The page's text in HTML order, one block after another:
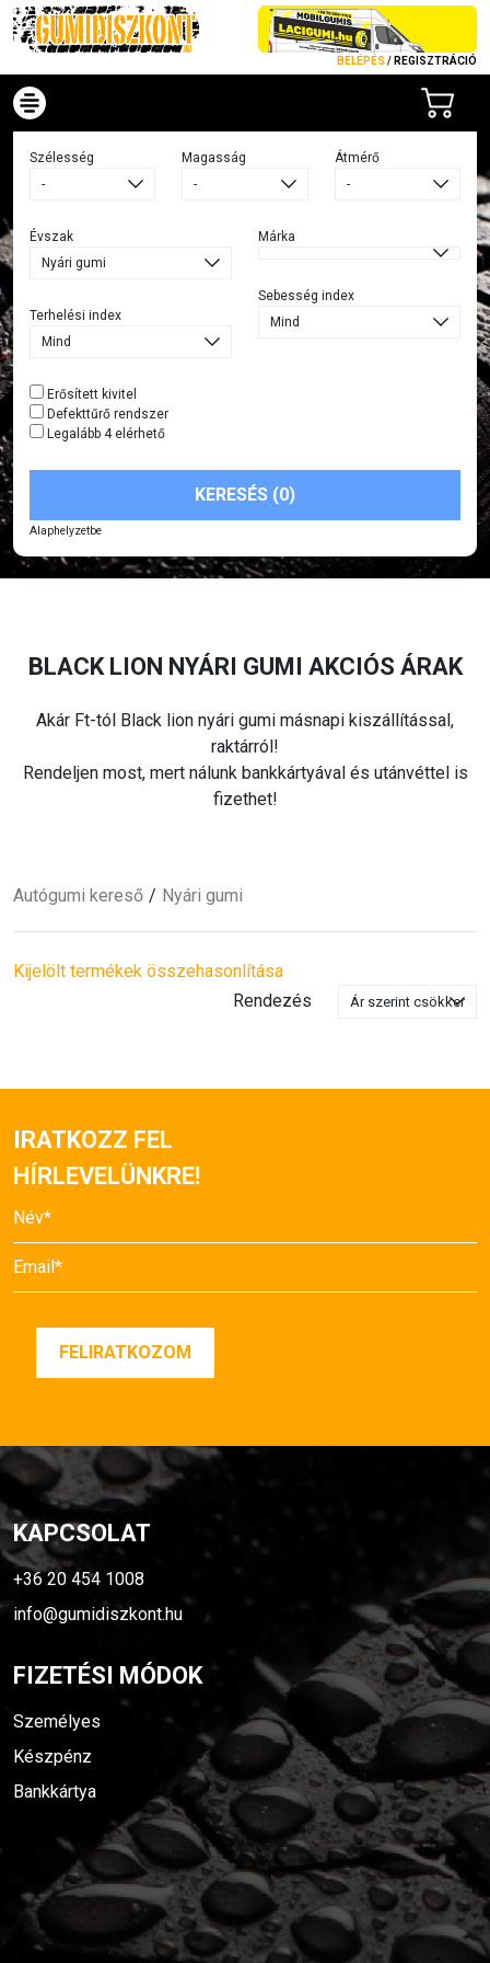
BELÉPÉS / REGISZTRÁCIÓ
Szélesség Magasság Átmérő
Évszak
Terhelési index
Márka
Sebesség index
Erősített kivitel
Defekttűrő rendszer
Legalább 4 elérhető
KERESÉS (0)
Alaphelyzetbe
BLACK LION NYÁRI GUMI AKCIÓS ÁRAK
Akár Ft-tól Black lion nyári gumi másnapi kiszállítással,
raktárról!
Rendeljen most, mert nálunk bankkártyával és utánvéttel is
fizethet!
Autógumi kereső Nyári gumi
Kijelölt termékek összehasonlítása
Rendezés
IRATKOZZ FEL
HÍRLEVELÜNKRE!
KAPCSOLAT
+36 20 454 1008
info@gumidiszkont.hu
FIZETÉSI MÓDOK
Személyes
Készpénz
Bankkártya